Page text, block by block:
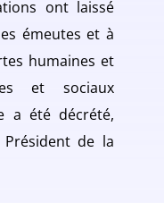
ont laissé
émeutes et à
humaines et
et sociaux
a été décrété,
de la